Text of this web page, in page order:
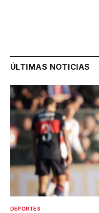
ÚLTIMAS NOTICIAS
DEPORTES